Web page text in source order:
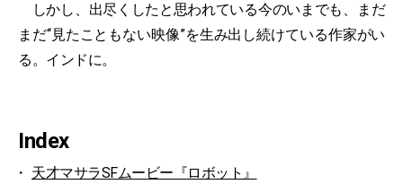
しかし、出尽くしたと思われている今のいまでも、まだ
まだ“見たこともない映像”を生み出し続けている作家がい
る。インドに。
Index
天才マサラSFムービー『ロボット』